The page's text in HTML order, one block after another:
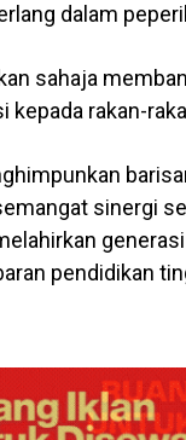
dalam
sahaja
kepada rakan-
sinergi
pendidikan